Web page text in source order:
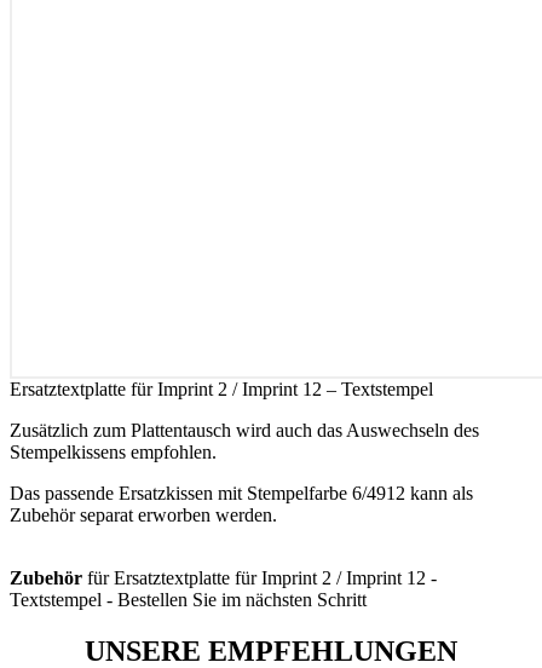
Ersatztextplatte für Imprint 2 / Imprint 12 – Textstempel
Zusätzlich zum Plattentausch wird auch das Auswechseln des
Stempelkissens empfohlen.
Das passende Ersatzkissen mit Stempelfarbe 6/4912 kann als
Zubehör separat erworben werden.
Zubehör für Ersatztextplatte für Imprint 2 / Imprint 12 -
Textstempel - Bestellen Sie im nächsten Schritt
UNSERE EMPFEHLUNGEN